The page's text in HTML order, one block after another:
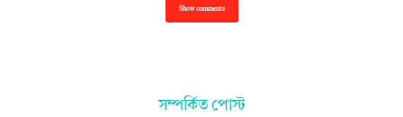
Show comments
সম্পর্কিত পোস্ট